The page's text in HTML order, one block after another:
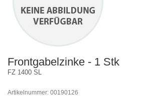
Frontgabelzinke - 1 Stk
FZ 1400 SL
Artikelnummer: 00190126